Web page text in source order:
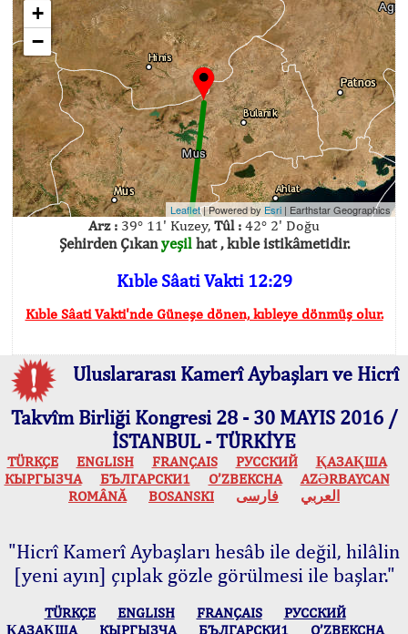
+
−
Leaflet| Powered by Esri | Earthstar Geographics
Arz : 39° 11' Kuzey, Tûl : 42° 2' Doğu
Şehirden Çıkanyeşilhat , kıble istikâmetidir.
Kıble Sâati Vakti 12:29
Kıble Sâati Vakti'nde Güneşe dönen, kıbleye dönmüş olur.
Uluslararası Kamerî Aybaşları ve Hicrî
Takvîm Birliği Kongresi 28 - 30 MAYIS 2016 /
İSTANBUL - TÜRKİYE
TÜRKÇE ENGLISH FRANÇAIS РУССКИЙ
ҚАЗАҚША
КЫPГЫЗЧA
БЪЛГАРСКИ1 O’ZBEKCHA
AZӘRBAYCAN
ROMÂNĂ
BOSANSKI العربي فارسی
"Hicrî Kamerî Aybaşları hesâb ile değil, hilâlin
[yeni ayın] çıplak gözle görülmesi ile başlar."
TÜRKÇE ENGLISH FRANÇAIS
РУССКИЙ
ҚАЗАҚША
КЫPГЫЗЧA БЪЛГАРСКИ1 O’ZBEKCHA